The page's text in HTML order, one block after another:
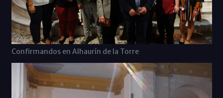
Confirmandos en Alhaurín de la Torre